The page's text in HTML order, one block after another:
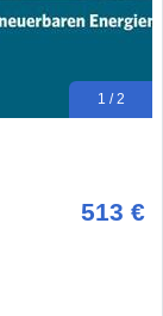
1 / 2
513 €